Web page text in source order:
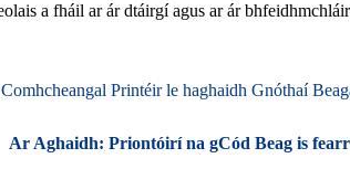
a fháil ar ár dtáirgí agus ar ár
Printéir le haghaidh Gnóthaí
Ar Aghaidh: Priontóirí na gCód Beag is